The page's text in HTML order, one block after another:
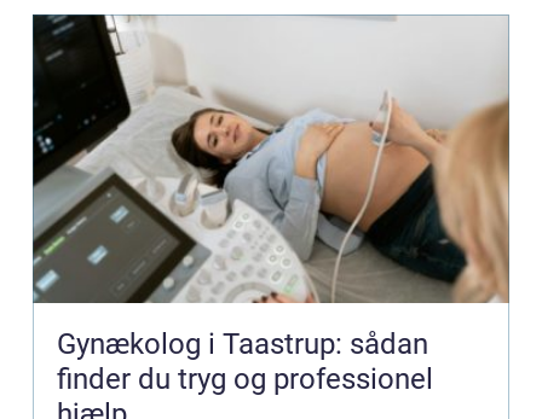
Gynækolog i Taastrup: sådan
finder du tryg og professionel